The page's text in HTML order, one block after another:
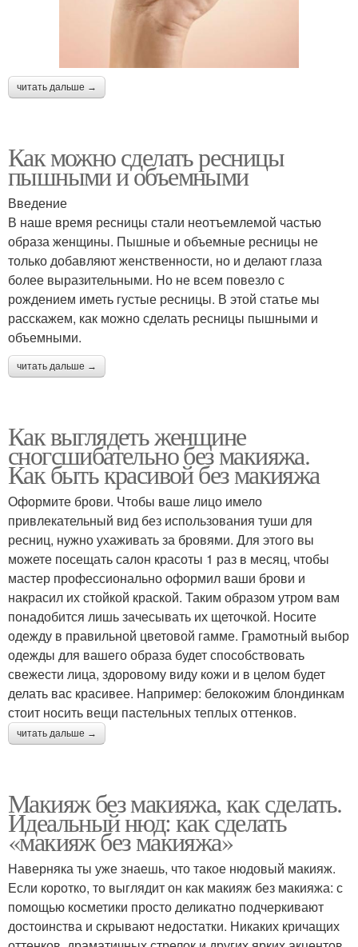
читать дальше →
Как можно сделать ресницы
пышными и объемными
Введение
В наше время ресницы стали неотъемлемой частью
образа женщины. Пышные и объемные ресницы не
только добавляют женственности, но и делают глаза
более выразительными. Но не всем повезло с
рождением иметь густые ресницы. В этой статье мы
расскажем, как можно сделать ресницы пышными и
объемными.
читать дальше →
Как выглядеть женщине
сногсшибательно без макияжа.
Как быть красивой без макияжа
Оформите брови. Чтобы ваше лицо имело
привлекательный вид без использования туши для
ресниц, нужно ухаживать за бровями. Для этого вы
можете посещать салон красоты 1 раз в месяц, чтобы
мастер профессионально оформил ваши брови и
накрасил их стойкой краской. Таким образом утром вам
понадобится лишь зачесывать их щеточкой. Носите
одежду в правильной цветовой гамме. Грамотный выбор
одежды для вашего образа будет способствовать
свежести лица, здоровому виду кожи и в целом будет
делать вас красивее. Например: белокожим блондинкам
стоит носить вещи пастельных теплых оттенков.
читать дальше →
Макияж без макияжа, как сделать.
Идеальный нюд: как сделать
«макияж без макияжа»
Наверняка ты уже знаешь, что такое нюдовый макияж.
Если коротко, то выглядит он как макияж без макияжа: с
помощью косметики просто деликатно подчеркивают
достоинства и скрывают недостатки. Никаких кричащих